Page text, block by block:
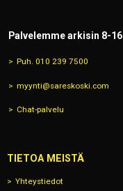
Palvelemme arkisin 8-16
Puh. 010 239 7500
myynti@sareskoski.com
Chat-palvelu
TIETOA MEISTÄ
Yhteystiedot